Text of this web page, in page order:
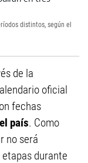
distintos, según el
de la
oficial
fechas
país. Como
no será
durante